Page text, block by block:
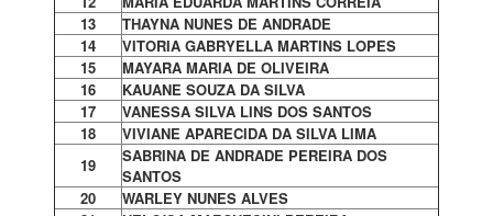
13
THAYNA NUNES DE ANDRADE
14
VITORIA GABRYELLA MARTINS LOPES
15
MAYARA MARIA DE OLIVEIRA
16
KAUANE SOUZA DA SILVA
17
VANESSA SILVA LINS DOS SANTOS
18
VIVIANE APARECIDA DA SILVA LIMA
19
SABRINA DE ANDRADE PEREIRA DOS
SANTOS
20
WARLEY NUNES ALVES